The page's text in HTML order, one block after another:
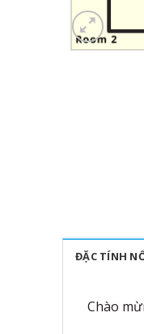
ĐẶC TÍNH
Chào